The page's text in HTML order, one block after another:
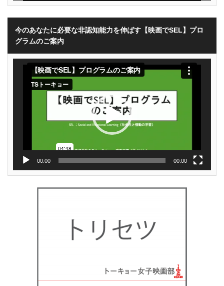
今のあなたに必要な非認知能力を伸ばす【映画でSEL】プロ
グラムのご案内
00:00 00:00